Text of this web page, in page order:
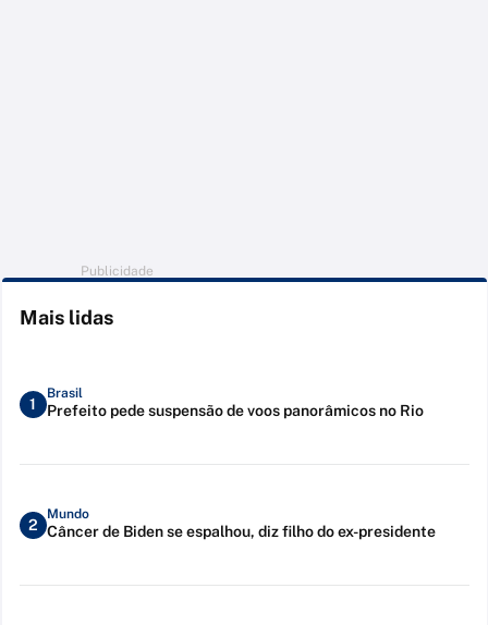
Publicidade
Mais lidas
1
Brasil
Prefeito pede suspensão de voos panorâmicos no Rio
2
Mundo
Câncer de Biden se espalhou, diz filho do ex-presidente